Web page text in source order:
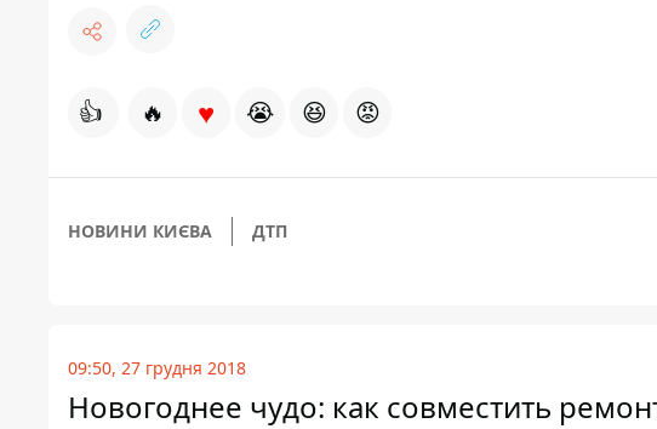
👍 🔥 ♥ 😭 😆 😡
НОВИНИ КИЄВА ДТП
09:50, 27 грудня 2018
Новогоднее чудо: как совместить